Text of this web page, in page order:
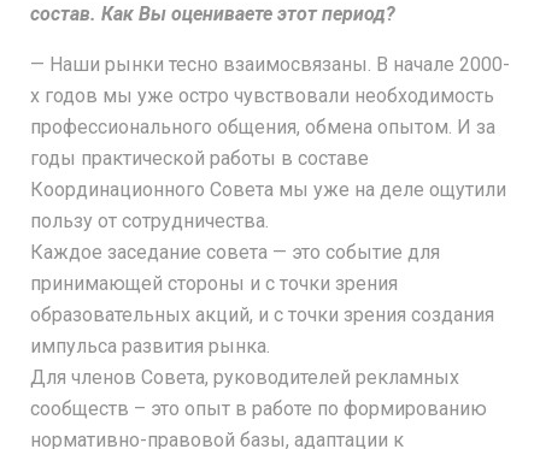
состав. Как Вы оцениваете этот период?
— Наши рынки тесно взаимосвязаны. В начале 2000-
х годов мы уже остро чувствовали необходимость
профессионального общения, обмена опытом. И за
годы практической работы в составе
Координационного Совета мы уже на деле ощутили
пользу от сотрудничества.
Каждое заседание совета — это событие для
принимающей стороны и с точки зрения
образовательных акций, и с точки зрения создания
импульса развития рынка.
Для членов Совета, руководителей рекламных
сообществ – это опыт в работе по формированию
нормативно-правовой базы, адаптации к